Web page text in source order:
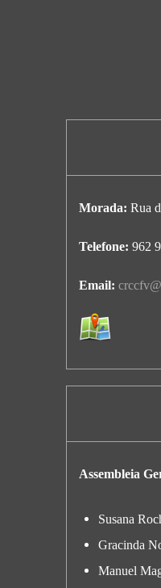
Morada: Rua
Telefone: 962
Email:
Assembleia
Susana
Gracinda
Manuel